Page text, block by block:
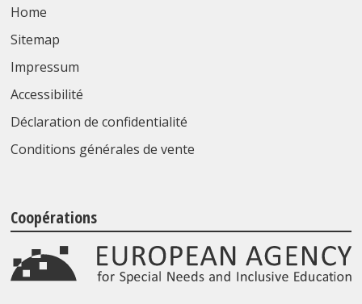
Home
Sitemap
Impressum
Accessibilité
Déclaration de confidentialité
Conditions générales de vente
Coopérations